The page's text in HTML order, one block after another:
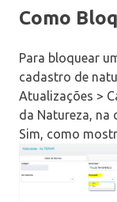
Como
Para bloquear
cadastro de
Atualizações >
da Natureza, na
Sim, como